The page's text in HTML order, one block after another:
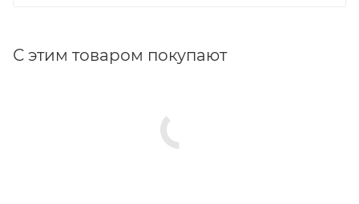
С этим товаром покупают